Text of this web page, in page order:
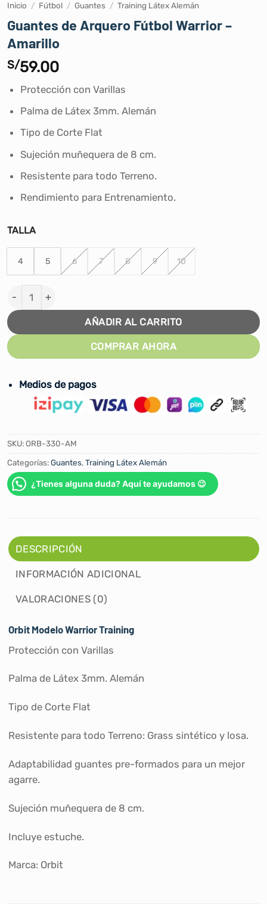
Inicio / Fútbol / Guantes / Training Látex Alemán
Guantes de Arquero Fútbol Warrior –
Amarillo
S/59.00
Protección con Varillas
Palma de Látex 3mm. Alemán
Tipo de Corte Flat
Sujeción muñequera de 8 cm.
Resistente para todo Terreno.
Rendimiento para Entrenamiento.
TALLA
4 5 6 7 8 9 10
Guantes de Arquero Fútbol Warrior - Amarillo cantidad
AÑADIR AL CARRITO
COMPRAR AHORA
Medios de pagos
SKU:ORB-330-AM
Categorías:Guantes,Training Látex Alemán
¿Tienes alguna duda? Aquí te ayudamos 😉
DESCRIPCIÓN
INFORMACIÓN ADICIONAL
VALORACIONES (0)
Orbit Modelo Warrior Training
Protección con Varillas
Palma de Látex 3mm. Alemán
Tipo de Corte Flat
Resistente para todo Terreno: Grass sintético y losa.
Adaptabilidad guantes pre-formados para un mejor
agarre.
Sujeción muñequera de 8 cm.
Incluye estuche.
Marca: Orbit